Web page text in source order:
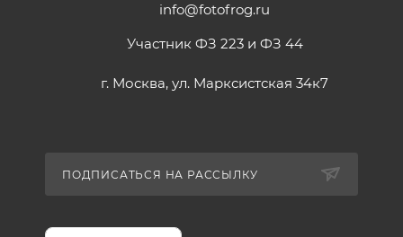
info@fotofrog.ru
Участник ФЗ 223 и ФЗ 44
г. Москва, ул. Марксистская 34к7
ПОДПИСАТЬСЯ НА РАССЫЛКУ